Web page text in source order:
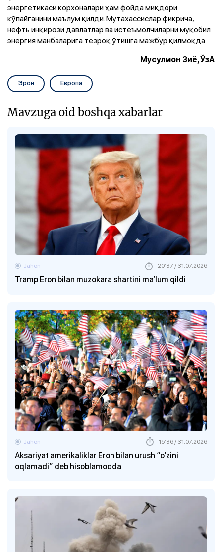
энергетикаси корхоналари ҳам фойда миқдори
кўпайганини маълум қилди. Мутахассислар фикрича,
нефть инқирози давлатлар ва истеъмолчиларни муқобил
энергия манбаларига тезроқ ўтишга мажбур қилмоқда.
Мусулмон Зиё, ЎзА
Эрон Европа
Mavzuga oid boshqa xabarlar
Tramp Eron bilan muzokara shartini ma’lum qildi
Jahon 20:37 / 31.07.2026
Aksariyat amerikaliklar Eron bilan urush “o‘zini
oqlamadi” deb hisoblamoqda
Jahon 15:36 / 31.07.2026